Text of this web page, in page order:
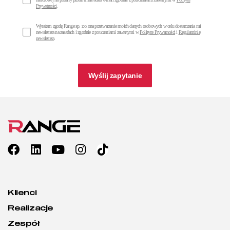
Prywatności
Wyrażam zgodę Range sp. z o.ona przetwarzanie moich danych osobowych w celu dostarczania mi
newslettera na zasadach i zgodnie z pouczeniami zawartymi wPolityce Prywatnościi Regulaminie
newslettera.
Wyślij zapytanie
Klienci
Realizacje
Zespół